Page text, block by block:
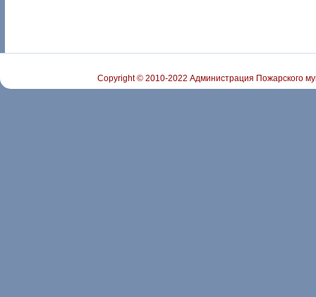
Copyright © 2010-2022 Администрация Пожарского